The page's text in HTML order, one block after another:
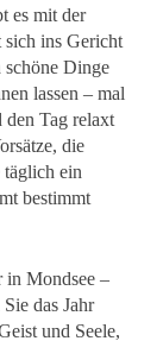
es mit der
sich ins Gericht
schöne Dinge
lassen – mal
den Tag relaxt
die
täglich ein
bestimmt
Mondsee –
das Jahr
und Seele,